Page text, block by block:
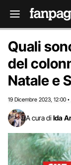
Quali
del
Natale e
19 Dicembre 2023 12:00 •
A cura di Ida